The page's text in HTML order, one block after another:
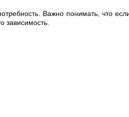
Важно понимать, что
зависимость.